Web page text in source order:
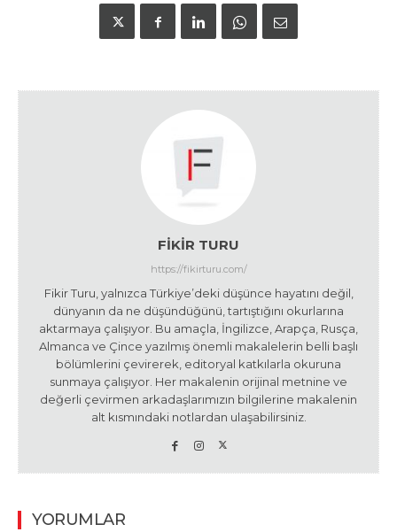
FIKIR TURU
https://fikirturu.com/
Fikir Turu, yalnızca Türkiye’deki düşünce hayatını değil,
dünyanın da ne düşündüğünü, tartıştığını okurlarına
aktarmaya çalışıyor. Bu amaçla, İngilizce, Arapça, Rusça,
Almanca ve Çince yazılmış önemli makalelerin belli başlı
bölümlerini çevirerek, editoryal katkılarla okuruna
sunmaya çalışıyor. Her makalenin orijinal metnine ve
değerli çevirmen arkadaşlarımızın bilgilerine makalenin
alt kısmındaki notlardan ulaşabilirsiniz.
YORUMLAR